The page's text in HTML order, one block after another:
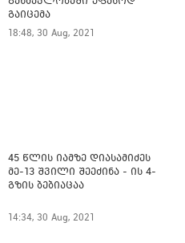
გაიცემა
18:48, 30 Aug, 2021
45 წლის იამზე დიასამიძეს
მე-13 შვილი შეეძინა - ის 4-
გზის ბებიაცაა
14:34, 30 Aug, 2021